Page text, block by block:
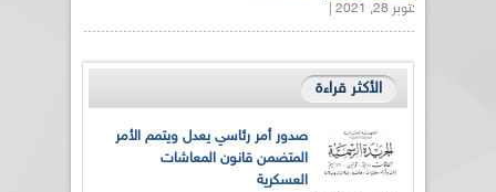
أكتوبر 28, 2021 |
الأكثر قراءة
صدور أمر رئاسي يعدل ويتمم الأمر
المتضمن قانون المعاشات
العسكرية